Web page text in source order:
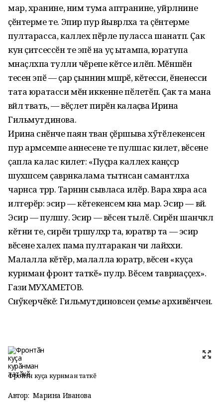
мар, хӑранине, ним тума аптӑранине, уйрӑлнине
ҫӗнтерме те. Эпир пур йывӑрлӑха та ҫӗнтерме
пултарасса, каллех пӗрле пуласса шанатӑп. Ҫак
кун ҫитсессӗн те эпӗ ӑна уҫӑ ытампа, юратупа
мӑнаҫлӑхпа тулли чӗрепе кӗтсе илӗп. Мӗншӗн
тесен эпӗ — ҫар ҫыннин мӑшӑрӗ, кӗтесси, ӗненесси
тата юратасси мӗн иккенне пӗлетӗп. Ҫакӑ та мана
вӑйлӑ тӑвать, — вӗҫлет пирӗн калаҫӑва Ирина
Гильмутдинова.
Ирина сӑнӗнче паян тӑван ҫӗршыва хӳтӗлекенсен
пур арӑмсемпе аннесене те пулӑшас килет, вӗсене
ҫапла калас килет: «Пуҫра каллех канӑҫсӑр
шухӑшсем ҫаврӑнкалама тытӑнсан самантлӑха
чарӑнса тӑрӑр. Тарӑннӑн сывласа илӗр. Вара хӑвӑра аса
илтерӗр: эсир — кӗтекенсем кӑна мар. Эсир — вӑй.
Эсир — пулӑшу. Эсир — вӗсен тылӗ. Сирӗн шанчӑклӑ
кӗтни те, сирӗн тӑрӑшулӑхӑр та, юратӑвӑр та — эсир
вӗсене халех пама пултаракан чи лайӑххи.
Малалла кӗтӗр, малалла юратӑр, вӗсен «куҫа
курӑнман фронт татӑкӗ» пулӑр. Вӗсем таврӑнаҫҫех».
Гази МУХАМЕТОВ.
Сӑнӳкерчӗкĕ: Гильмутдиновсен ҫемье архивӗнчен.
Фронтӑн куҫа курӑнман татӑкӗ
Автор: Марина Иванова